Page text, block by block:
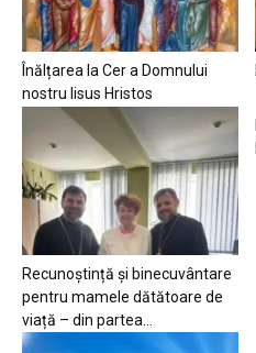
Înălțarea la Cer a Domnului
nostru Iisus Hristos
Recunoștință și binecuvântare
pentru mamele dătătoare de
viață – din partea...